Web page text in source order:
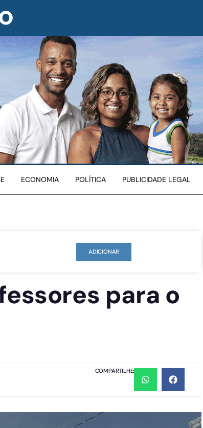
ECONOMIA POLÍTICA PUBLICIDADE LEGAL
ADICIONAR
para o
COMPARTILHE: